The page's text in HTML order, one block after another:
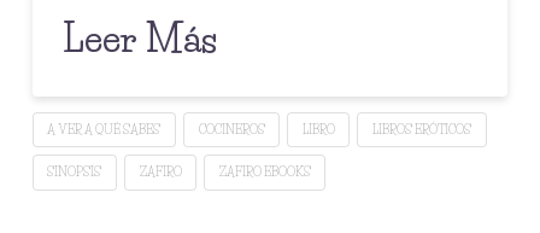
Leer Más
A VER A QUÉ SABES COCINEROS LIBRO LIBROS ERÓTICOS
SINOPSIS ZAFIRO ZAFIRO EBOOKS